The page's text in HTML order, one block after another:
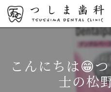
こんにちは😁
士の松